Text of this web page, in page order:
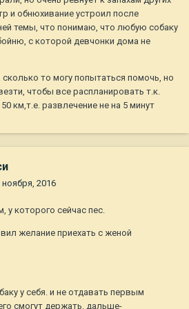
и обнюхивание устроил после
темы, что понимаю, что любую собаку
с которой девчонки дома не
то могу попытаться помочь, но
чтобы все распланировать т.к.
км,т.е. развлечение не на 5 минут
ноября, 2016
у которого сейчас пес.
желание приехать с женой
у себя. и не отдавать первым
смогут держать. дальше-